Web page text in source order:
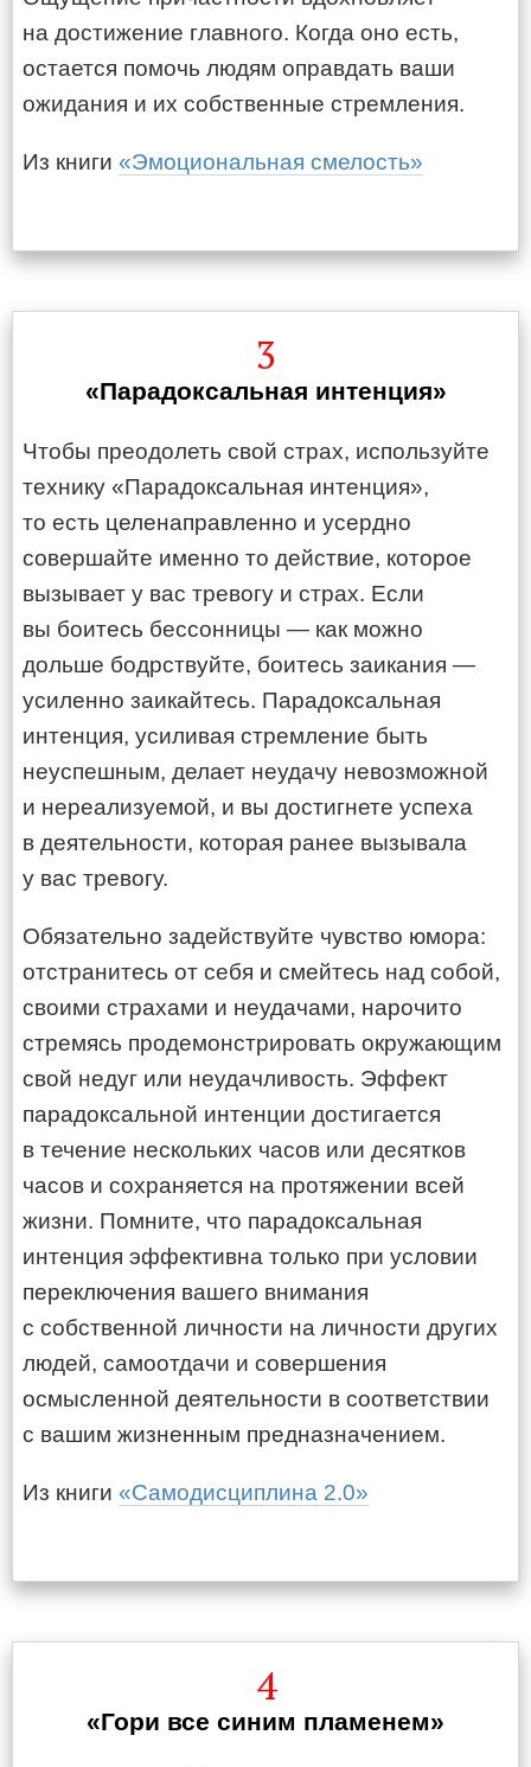
на достижение главного. Когда оно есть,
остается помочь людям оправдать ваши
ожидания и их собственные стремления.
Из книги «Эмоциональная смелость»
3
«Парадоксальная интенция»
Чтобы преодолеть свой страх, используйте
технику «Парадоксальная интенция»,
то есть целенаправленно и усердно
совершайте именно то действие, которое
вызывает у вас тревогу и страх. Если
вы боитесь бессонницы — как можно
дольше бодрствуйте, боитесь заикания —
усиленно заикайтесь. Парадоксальная
интенция, усиливая стремление быть
неуспешным, делает неудачу невозможной
и нереализуемой, и вы достигнете успеха
в деятельности, которая ранее вызывала
у вас тревогу.
Обязательно задействуйте чувство юмора:
отстранитесь от себя и смейтесь над собой,
своими страхами и неудачами, нарочито
стремясь продемонстрировать окружающим
свой недуг или неудачливость. Эффект
парадоксальной интенции достигается
в течение нескольких часов или десятков
часов и сохраняется на протяжении всей
жизни. Помните, что парадоксальная
интенция эффективна только при условии
переключения вашего внимания
с собственной личности на личности других
людей, самоотдачи и совершения
осмысленной деятельности в соответствии
с вашим жизненным предназначением.
Из книги «Самодисциплина 2.0»
4
«Гори все синим пламенем»